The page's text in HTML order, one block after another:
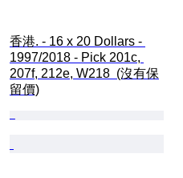
香港. - 16 x 20 Dollars -
1997/2018 - Pick 201c,
207f, 212e, W218  (沒有保
留價)